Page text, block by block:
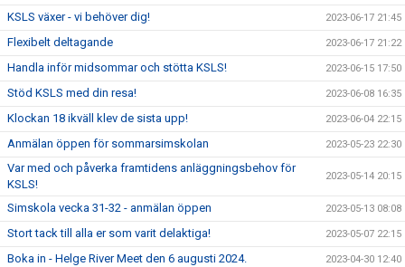
KSLS växer - vi behöver dig! 2023-06-17 21:45
Flexibelt deltagande 2023-06-17 21:22
Handla inför midsommar och stötta KSLS! 2023-06-15 17:50
Stöd KSLS med din resa! 2023-06-08 16:35
Klockan 18 ikväll klev de sista upp! 2023-06-04 22:15
Anmälan öppen för sommarsimskolan 2023-05-23 22:30
Var med och påverka framtidens anläggningsbehov för
KSLS!
2023-05-14 20:15
Simskola vecka 31-32 - anmälan öppen 2023-05-13 08:08
Stort tack till alla er som varit delaktiga! 2023-05-07 22:15
Boka in - Helge River Meet den 6 augusti 2024. 2023-04-30 12:40